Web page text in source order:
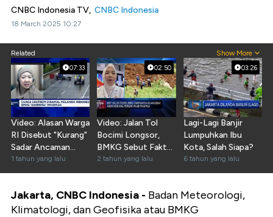
CNBC Indonesia TV, CNBC Indonesia
18 March 2025 10:27
Related Show More
07:33
Video: Alasan Warga
RI Disebut "Kurang"
Sadar Ancaman
Cuaca Ekstrem
1 tahun yang lalu
02:50
Video: Jalan Tol
Bocimi Longsor,
BMKG Sebut Faktor
Cuaca Jadi Pemicu
2 tahun yang lalu
03:26
Lagi-Lagi Banjir
Lumpuhkan Ibu
Kota, Salah Siapa?
6 tahun yang lalu
Jakarta, CNBC Indonesia - Badan Meteorologi,
Klimatologi, dan Geofisika atau BMKG